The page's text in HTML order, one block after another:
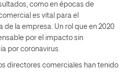
como en épocas de
es vital para el
la empresa. Un rol que en 2020
por el impacto sin
por coronavirus.
directores comerciales han tenido